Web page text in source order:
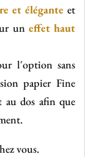
et élégante et
un effet haut
l'option sans
papier Fine
au dos afin que
vous.